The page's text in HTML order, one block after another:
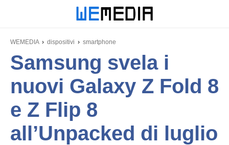
WEMEDIA dispositivi smartphone
Samsung svela i
nuovi Galaxy Z Fold 8
e Z Flip 8
all’Unpacked di luglio